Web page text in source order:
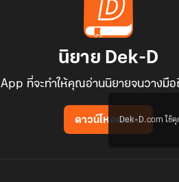
นิยาย Dek-D
App ที่จะทำให้คุณอ่านนิยายจนวางมือ
ดาวน์โหลดแอปDek-D.com ใช้